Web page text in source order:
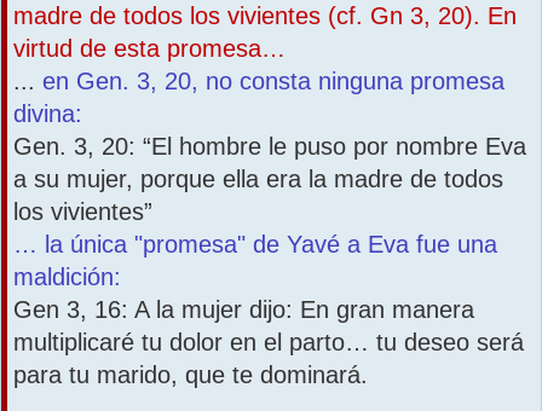
madre de todos los vivientes (cf. Gn 3, 20). En
virtud de esta promesa…
... en Gen. 3, 20, no consta ninguna promesa
divina:
Gen. 3, 20: “El hombre le puso por nombre Eva
a su mujer, porque ella era la madre de todos
los vivientes”
… la única "promesa" de Yavé a Eva fue una
maldición:
Gen 3, 16: A la mujer dijo: En gran manera
multiplicaré tu dolor en el parto… tu deseo será
para tu marido, que te dominará.